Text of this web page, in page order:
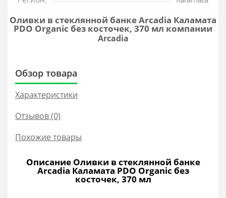
Оливки в стеклянной банке Arcadia Каламата
PDO Organic без косточек, 370 мл компании
Arcadia
Обзор товара
Характеристики
Отзывов (0)
Похожие товары
Описание Оливки в стеклянной банке
Arcadia Каламата PDO Organic без
косточек, 370 мл